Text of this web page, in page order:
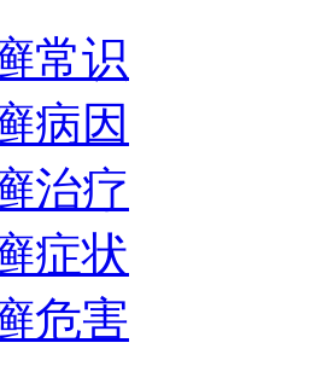
常识
病因
治疗
症状
危害